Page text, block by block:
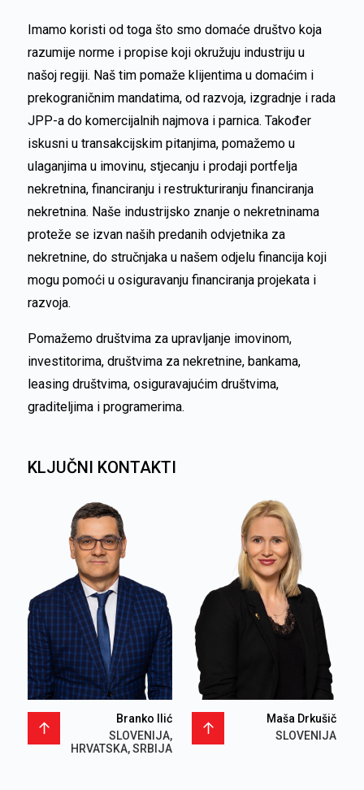
Imamo koristi od toga što smo domaće društvo koja
razumije norme i propise koji okružuju industriju u
našoj regiji. Naš tim pomaže klijentima u domaćim i
prekograničnim mandatima, od razvoja, izgradnje i rada
JPP-a do komercijalnih najmova i parnica. Također
iskusni u transakcijskim pitanjima, pomažemo u
ulaganjima u imovinu, stjecanju i prodaji portfelja
nekretnina, financiranju i restrukturiranju financiranja
nekretnina. Naše industrijsko znanje o nekretninama
proteže se izvan naših predanih odvjetnika za
nekretnine, do stručnjaka u našem odjelu financija koji
mogu pomoći u osiguravanju financiranja projekata i
razvoja.
Pomažemo društvima za upravljanje imovinom,
investitorima, društvima za nekretnine, bankama,
leasing društvima, osiguravajućim društvima,
graditeljima i programerima.
KLJUČNI KONTAKTI
Branko Ilić
SLOVENIJA,
HRVATSKA, SRBIJA
Maša Drkušič
SLOVENIJA